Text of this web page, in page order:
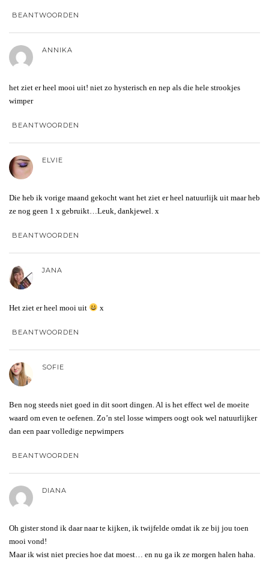
BEANTWOORDEN
ANNIKA
het ziet er heel mooi uit! niet zo hysterisch en nep als die hele strookjes
wimper
BEANTWOORDEN
ELVIE
Die heb ik vorige maand gekocht want het ziet er heel natuurlijk uit maar heb
ze nog geen 1 x gebruikt…Leuk, dankjewel. x
BEANTWOORDEN
JANA
Het ziet er heel mooi uit x
BEANTWOORDEN
SOFIE
Ben nog steeds niet goed in dit soort dingen. Al is het effect wel de moeite
waard om even te oefenen. Zo’n stel losse wimpers oogt ook wel natuurlijker
dan een paar volledige nepwimpers
BEANTWOORDEN
DIANA
Oh gister stond ik daar naar te kijken, ik twijfelde omdat ik ze bij jou toen
mooi vond!
Maar ik wist niet precies hoe dat moest… en nu ga ik ze morgen halen haha.